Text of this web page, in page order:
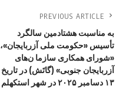
PREVIOUS ARTICLE
به مناسبت هشتادمین سالگرد
تأسیس «حکومت ملی آزربایجان»،
«شورای همکاری سازما ن‌های
آزربایجان جنوبی» (گاتَش) در تاریخ
۱۳ دسامبر ۲۰۲۵ در شهر استکهلم